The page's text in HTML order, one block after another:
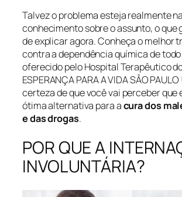
Talvez o problema esteja realmente
conhecimento sobre o assunto, o que
de explicar agora. Conheça o melhor
contra a dependência química de todo
oferecido pelo Hospital Terapêutico
ESPERANÇA PARA A VIDA SÂO
certeza de que você vai perceber que
ótima alternativa para acura dos
e das drogas.
POR QUE A
INVOLUNTÁRIA?